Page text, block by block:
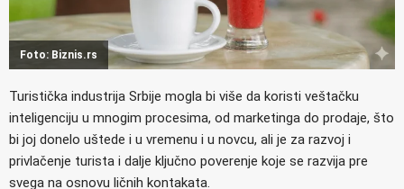
Foto: Biznis.rs
Turistička industrija Srbije mogla bi više da koristi veštačku
inteligenciju u mnogim procesima, od marketinga do prodaje, što
bi joj donelo uštede i u vremenu i u novcu, ali je za razvoj i
privlačenje turista i dalje ključno poverenje koje se razvija pre
svega na osnovu ličnih kontakata.